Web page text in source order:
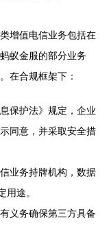
增值电信业务包括在
蚁金服的部分业务
在合规框架下：
保护法》规定，企业
同意，并采取安全措
业务持牌机构，数据
用途。
义务确保第三方具备